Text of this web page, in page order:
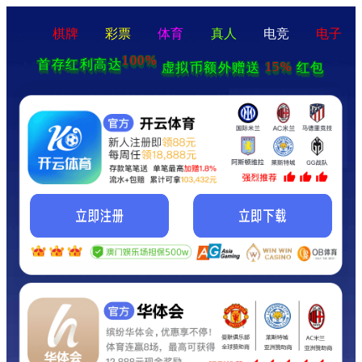
棋牌 彩票 体育 真人 电竞 电子
首存红利高达100%
虚拟币额外赠送 15% 红包